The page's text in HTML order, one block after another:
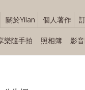
關於Yilan 個人著作
樂隨手拍 照相簿 影